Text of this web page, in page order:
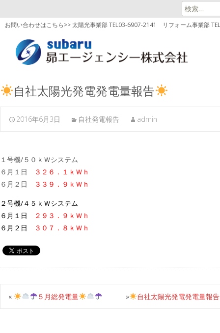
検
索:
お問い合わせはこちら>> 太陽光事業部 TEL03-6907-2141 リフォーム事業部
自社太陽光発電発電量報告
2016年6月3日 自社発電報告 admin
１号機/５０ｋＷシステム
６月１日
３２６．１ｋＷｈ
６月２日
３３９．９ｋＷｈ
２号機/４５ｋＷシステム
６月１日
２９３．９ｋＷｈ
６月２日
３０７．８ｋＷｈ
« ５月総発電量 自社太陽光発電発電量報告
»